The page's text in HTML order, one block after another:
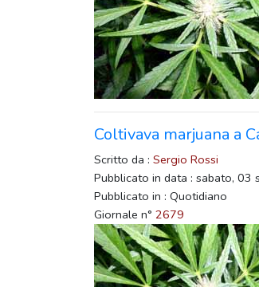
Coltivava marjuana a
Scritto da : Sergio Rossi
Pubblicato in data : sabato, 03
Pubblicato in : Quotidiano
Giornale n° 2679